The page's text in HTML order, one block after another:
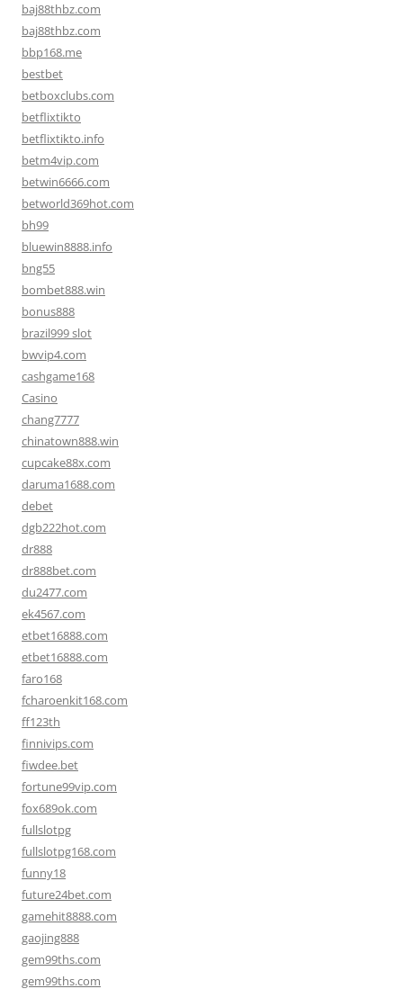
baj88thbz.com
baj88thbz.com
bbp168.me
bestbet
betboxclubs.com
betflixtikto
betflixtikto.info
betm4vip.com
betwin6666.com
betworld369hot.com
bh99
bluewin8888.info
bng55
bombet888.win
bonus888
brazil999 slot
bwvip4.com
cashgame168
Casino
chang7777
chinatown888.win
cupcake88x.com
daruma1688.com
debet
dgb222hot.com
dr888
dr888bet.com
du2477.com
ek4567.com
etbet16888.com
etbet16888.com
faro168
fcharoenkit168.com
ff123th
finnivips.com
fiwdee.bet
fortune99vip.com
fox689ok.com
fullslotpg
fullslotpg168.com
funny18
future24bet.com
gamehit8888.com
gaojing888
gem99ths.com
gem99ths.com